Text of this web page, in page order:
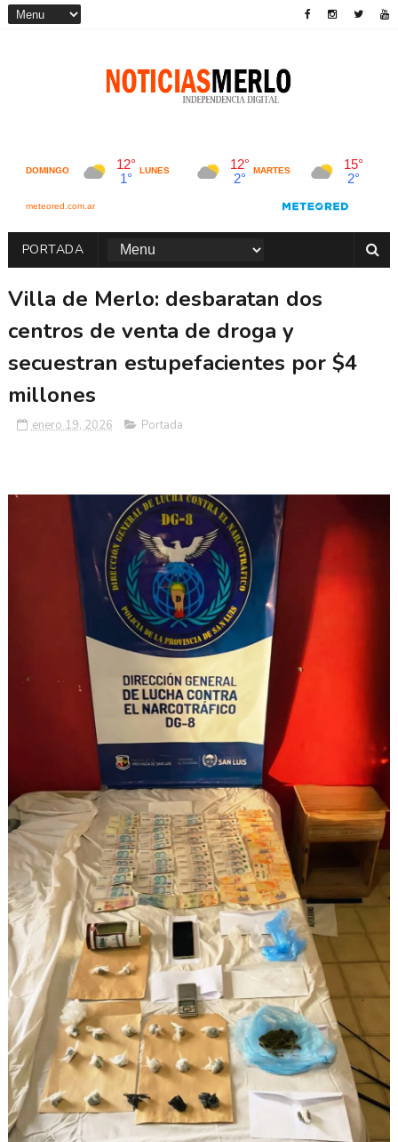
PORTADA
Villa de Merlo: desbaratan dos
centros de venta de droga y
secuestran estupefacientes por $4
millones
enero 19, 2026 Portada